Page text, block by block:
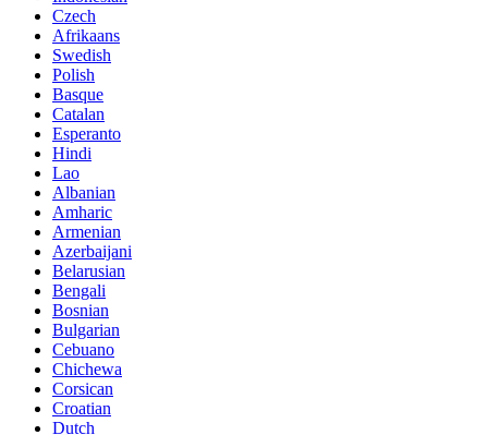
Czech
Afrikaans
Swedish
Polish
Basque
Catalan
Esperanto
Hindi
Lao
Albanian
Amharic
Armenian
Azerbaijani
Belarusian
Bengali
Bosnian
Bulgarian
Cebuano
Chichewa
Corsican
Croatian
Dutch